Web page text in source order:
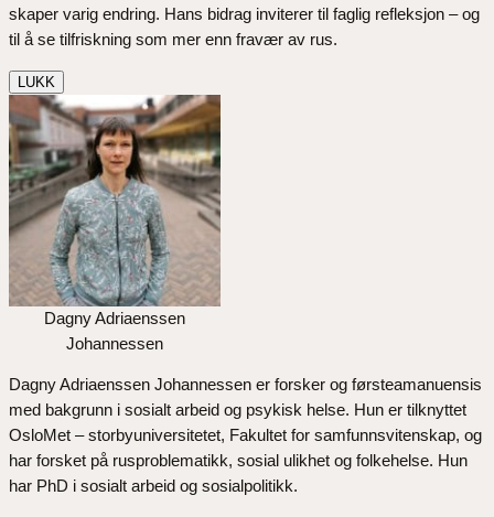
skaper varig endring. Hans bidrag inviterer til faglig refleksjon – og
til å se tilfriskning som mer enn fravær av rus.
LUKK
Dagny Adriaenssen
Johannessen
Dagny Adriaenssen Johannessen er forsker og førsteamanuensis
med bakgrunn i sosialt arbeid og psykisk helse. Hun er tilknyttet
OsloMet – storbyuniversitetet, Fakultet for samfunnsvitenskap, og
har forsket på rusproblematikk, sosial ulikhet og folkehelse. Hun
har PhD i sosialt arbeid og sosialpolitikk.